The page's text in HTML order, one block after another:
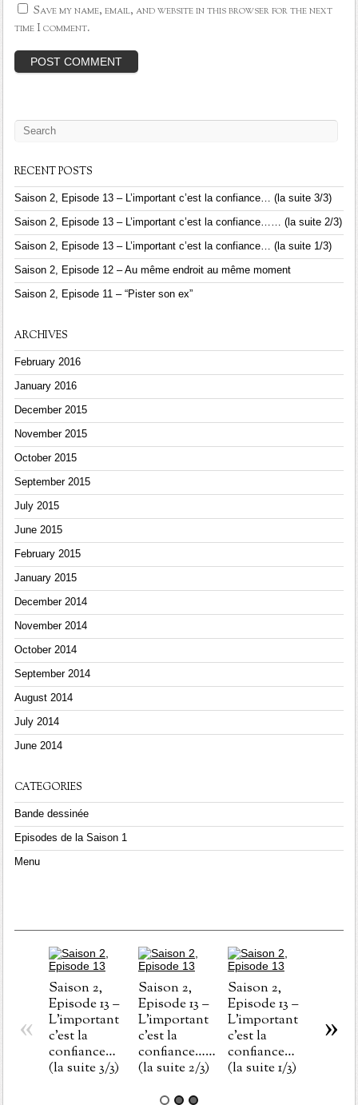
Save my name, email, and website in this browser for the next
time I comment.
RECENT POSTS
Saison 2, Episode 13 – L’important c’est la confiance… (la suite 3/3)
Saison 2, Episode 13 – L’important c’est la confiance…… (la suite 2/3)
Saison 2, Episode 13 – L’important c’est la confiance… (la suite 1/3)
Saison 2, Episode 12 – Au même endroit au même moment
Saison 2, Episode 11 – “Pister son ex”
ARCHIVES
February 2016
January 2016
December 2015
November 2015
October 2015
September 2015
July 2015
June 2015
February 2015
January 2015
December 2014
November 2014
October 2014
September 2014
August 2014
July 2014
June 2014
CATEGORIES
Bande dessinée
Episodes de la Saison 1
Menu
Saison 2,
Episode 13 –
L’important
c’est la
confiance…
(la suite 3/3)
Saison 2,
Episode 13 –
L’important
c’est la
confiance……
(la suite 2/3)
Saison 2,
Episode 13 –
L’important
c’est la
confiance…
(la suite 1/3)
« »